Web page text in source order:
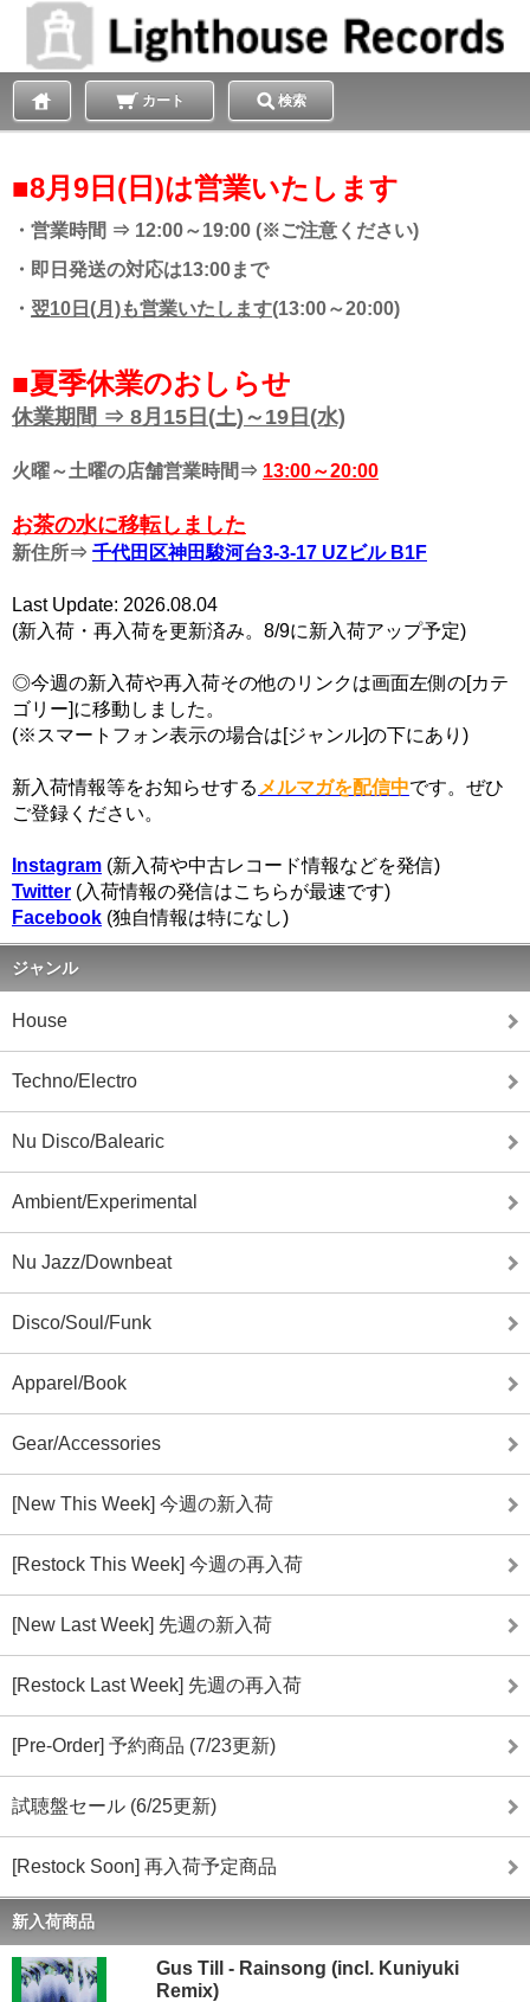
カート 検索
■8月9日(日)は営業いたします
・営業時間 ⇒ 12:00～19:00 (※ご注意ください)
・即日発送の対応は13:00まで
・ 翌10日(月)も営業いたします(13:00～20:00)
■夏季休業のおしらせ
休業期間 ⇒ 8月15日(土)～19日(水)
火曜～土曜の店舗営業時間⇒ 13:00～20:00
お茶の水に移転しました
新住所⇒ 千代田区神田駿河台3-3-17 UZビル B1F
Last Update: 2026.08.04
(新入荷・再入荷を更新済み。8/9に新入荷アップ予定)
◎今週の新入荷や再入荷その他のリンクは画面左側の[カテ
ゴリー]に移動しました。
(※スマートフォン表示の場合は[ジャンル]の下にあり)
新入荷情報等をお知らせする メルマガを配信中です。ぜひ
ご登録ください。
Instagram (新入荷や中古レコード情報などを発信)
Twitter (入荷情報の発信はこちらが最速です)
Facebook (独自情報は特になし)
ジャンル
House
Techno/Electro
Nu Disco/Balearic
Ambient/Experimental
Nu Jazz/Downbeat
Disco/Soul/Funk
Apparel/Book
Gear/Accessories
[New This Week] 今週の新入荷
[Restock This Week] 今週の再入荷
[New Last Week] 先週の新入荷
[Restock Last Week] 先週の再入荷
[Pre-Order] 予約商品 (7/23更新)
試聴盤セール (6/25更新)
[Restock Soon] 再入荷予定商品
新入荷商品
Gus Till - Rainsong (incl. Kuniyuki
Remix)